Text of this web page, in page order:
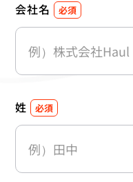
会社名 必須
姓 必須